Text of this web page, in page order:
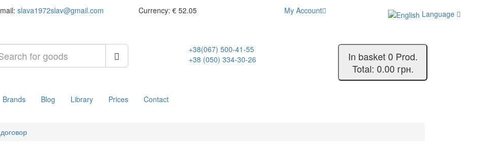
slava1972slav@gmail.com Currency: € 52.05 My Account
Language
+38(067) 500-41-55
+38 (050) 334-30-26
In basket0 Prod.
Total: 0.00 грн.
Brands Blog Library Prices Contact